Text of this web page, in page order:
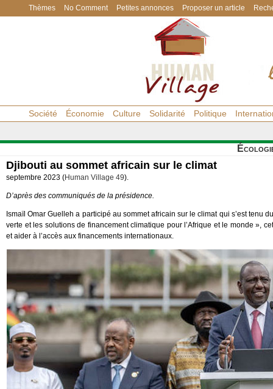
Thèmes No Comment Petites annonces Proposer un article
Société Économie Culture Solidarité Politique
Djibouti au sommet africain sur le climat
septembre 2023 (Human Village 49).
D’après des communiqués de la présidence.
Ismaïl Omar Guelleh a participé au sommet africain sur le climat qui s’est tenu
verte et les solutions de financement climatique pour l’Afrique et le monde »,
et aider à l’accès aux financements internationaux.